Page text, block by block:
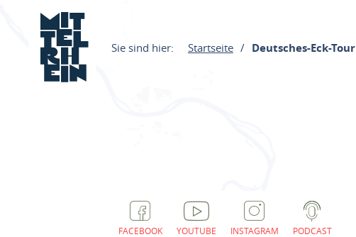
Sie sind hier: Startseite Deutsches-Eck-Tour
FACEBOOK YOUTUBE INSTAGRAM PODCAST